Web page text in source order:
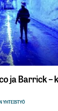
ja Barrick –
YHTEISTYÖ